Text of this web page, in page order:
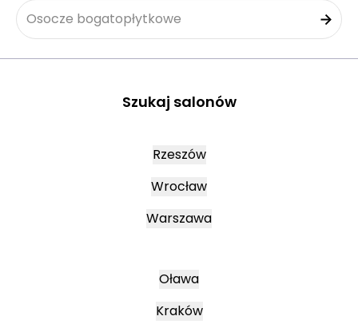
Osocze bogatopłytkowe
Szukaj salonów
Rzeszów
Wrocław
Warszawa
Oława
Kraków